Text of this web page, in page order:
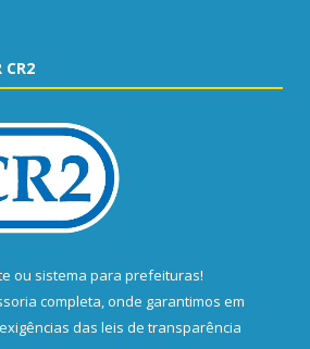
CR2
ou sistema para prefeituras!
completa, onde garantimos em
das leis de transparência